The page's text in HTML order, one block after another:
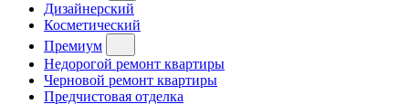
Дизайнерский
Косметический
Премиум
Недорогой ремонт квартиры
Черновой ремонт квартиры
Предчистовая отделка